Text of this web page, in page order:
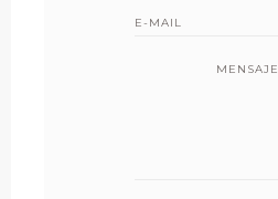
MENSAJE